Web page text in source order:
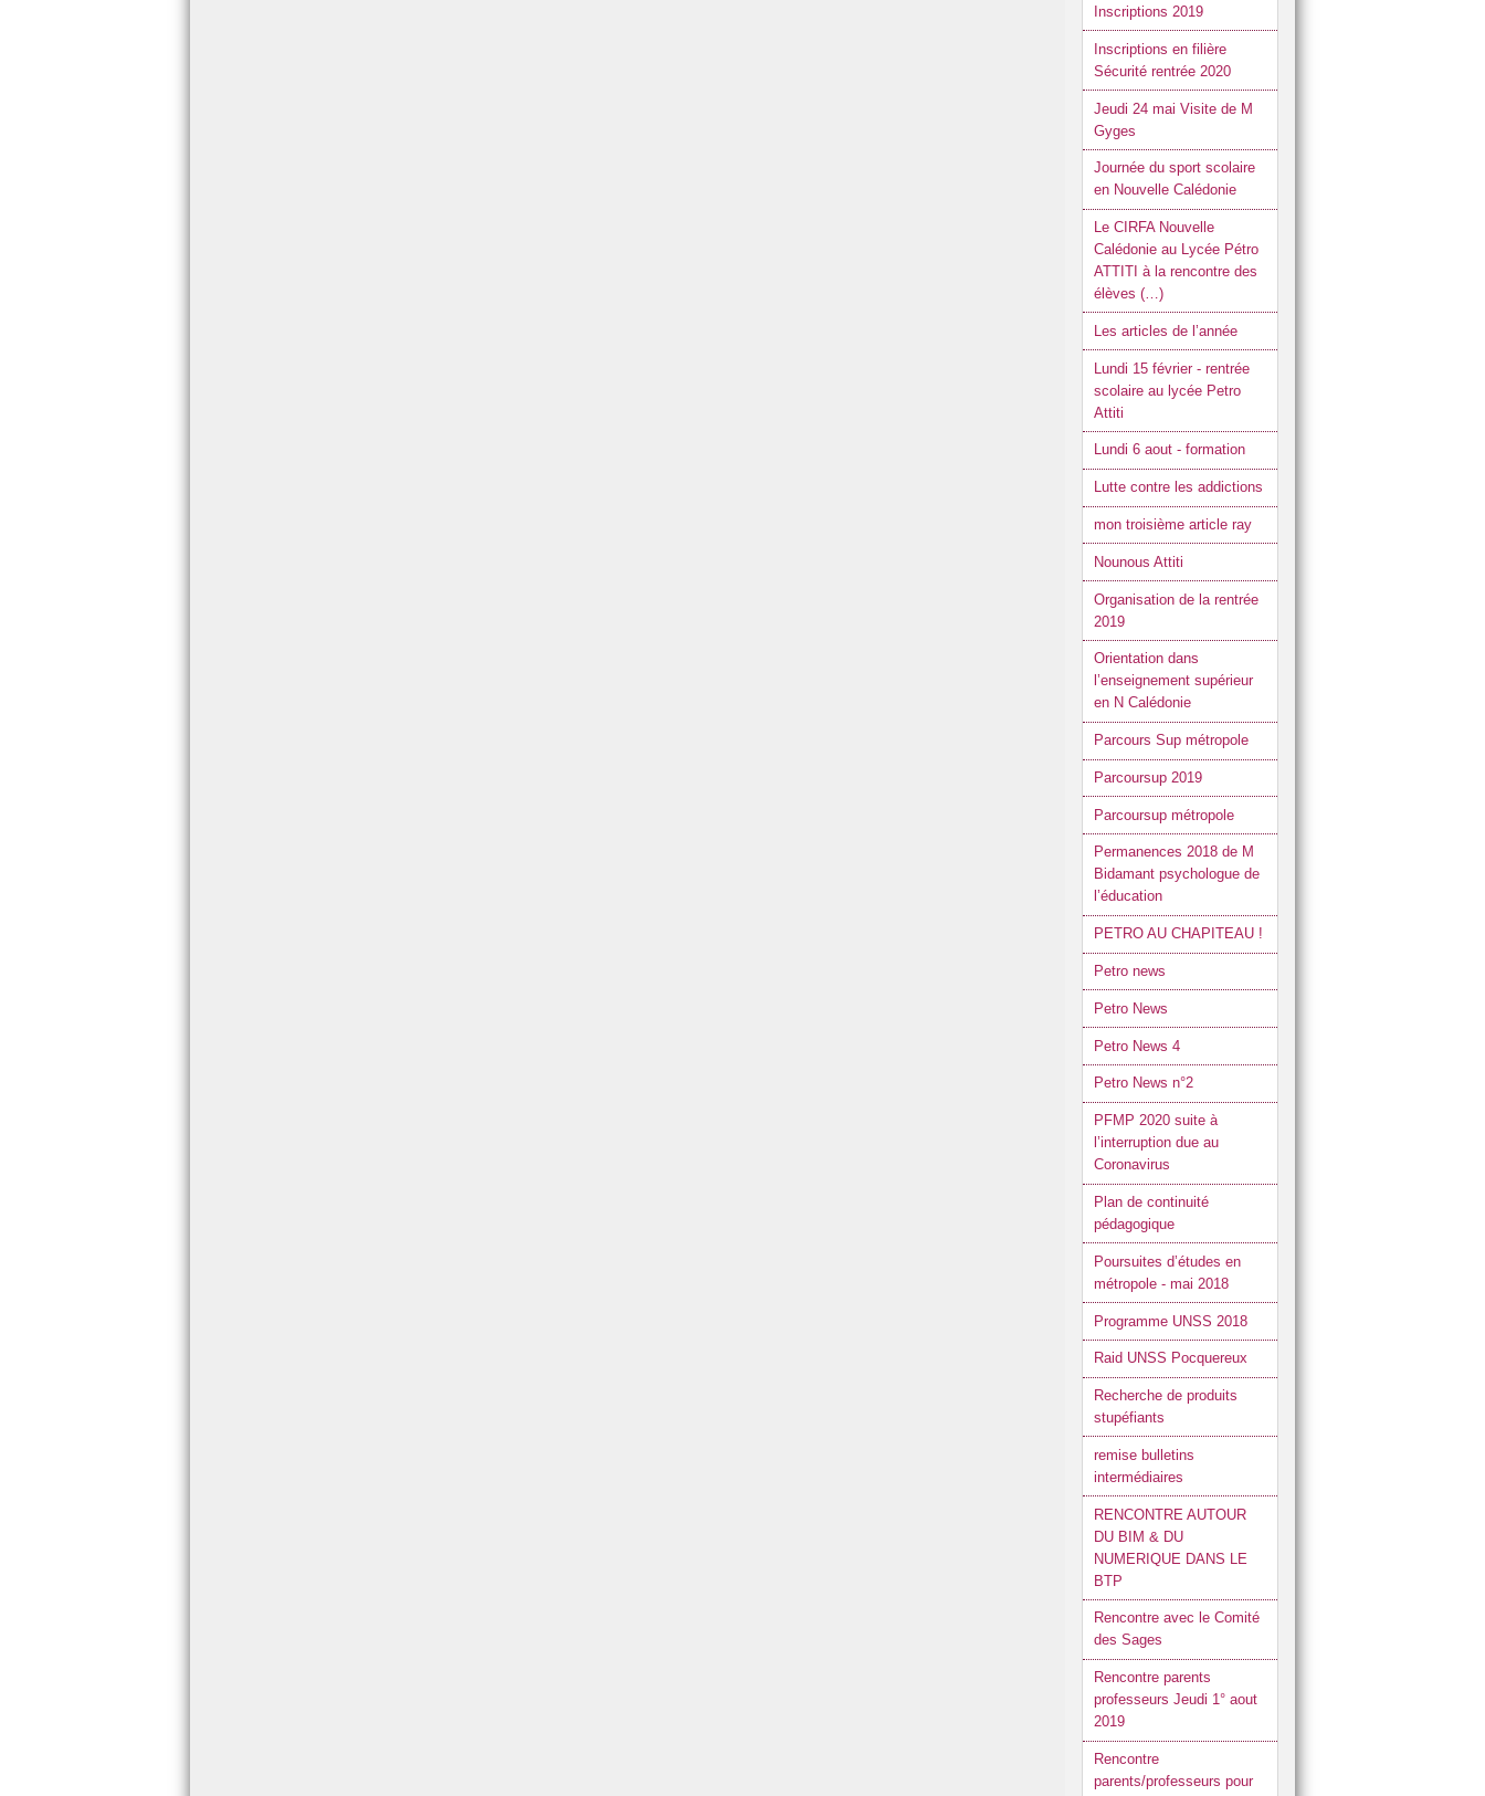
Inscriptions 2019
Inscriptions en filière
Sécurité rentrée 2020
Jeudi 24 mai Visite de M
Gyges
Journée du sport scolaire
en Nouvelle Calédonie
Le CIRFA Nouvelle
Calédonie au Lycée Pétro
ATTITI à la rencontre des
élèves (…)
Les articles de l’année
Lundi 15 février - rentrée
scolaire au lycée Petro
Attiti
Lundi 6 aout - formation
Lutte contre les addictions
mon troisième article ray
Nounous Attiti
Organisation de la rentrée
2019
Orientation dans
l’enseignement supérieur
en N Calédonie
Parcours Sup métropole
Parcoursup 2019
Parcoursup métropole
Permanences 2018 de M
Bidamant psychologue de
l’éducation
PETRO AU CHAPITEAU !
Petro news
Petro News
Petro News 4
Petro News n°2
PFMP 2020 suite à
l’interruption due au
Coronavirus
Plan de continuité
pédagogique
Poursuites d’études en
métropole - mai 2018
Programme UNSS 2018
Raid UNSS Pocquereux
Recherche de produits
stupéfiants
remise bulletins
intermédiaires
RENCONTRE AUTOUR
DU BIM & DU
NUMERIQUE DANS LE
BTP
Rencontre avec le Comité
des Sages
Rencontre parents
professeurs Jeudi 1° aout
2019
Rencontre
parents/professeurs pour